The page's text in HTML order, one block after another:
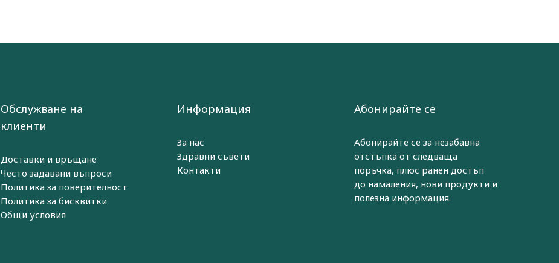
Обслужване на
клиенти
Доставки и връщане
Често задавани въпроси
Политика за поверителност
Политика за бисквитки
Общи условия
Информация
За нас
Здравни съвети
Контакти
Абонирайте се
Абонирайте се за незабавна
отстъпка от следваща
поръчка, плюс ранен достъп
до намаления, нови продукти и
полезна информация.